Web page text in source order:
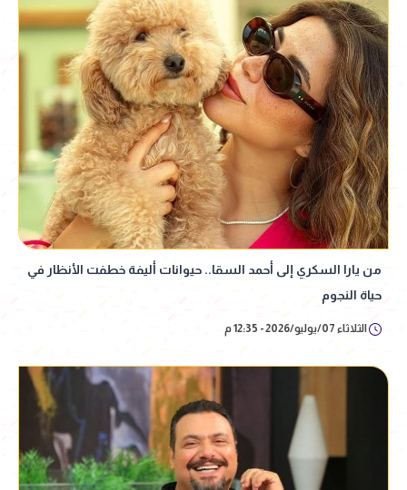
من يارا السكري إلى أحمد السقا.. حيوانات أليفة خطفت الأنظار في
حياة النجوم
الثلاثاء 07/يوليو/2026 - 12:35 م